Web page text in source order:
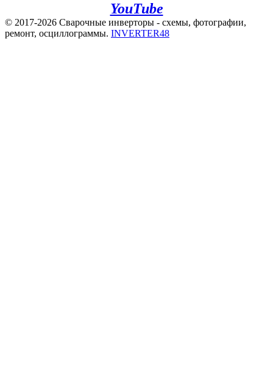
YouTube
© 2017-2026 Сварочные инверторы - схемы, фотографии,
ремонт, осциллограммы. INVERTER48